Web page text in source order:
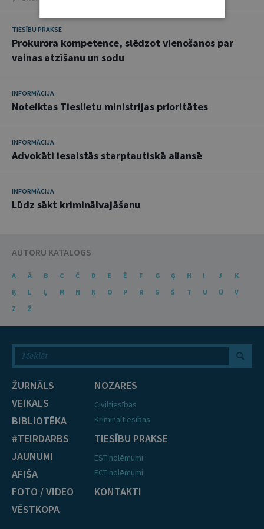
TIESĪBU PRAKSE
Prokurora kompetence, slēdzot vienošanos par
vainas atzīšanu un sodu
INFORMĀCIJA
Noteiktas Tieslietu ministrijas prioritātes
INFORMĀCIJA
Advokāti iesaistās starptautiskā aliansē
INFORMĀCIJA
Lūdz sākt kriminālvajāšanu
AUTORU KATALOGS
A Ā B C Č D E Ē F G Ģ H I J
K
Ķ
L Ļ M N Ņ O P R S Š T U Ū
V
Z
Ž
ŽURNĀLS
VEIKALS
BIBLIOTĒKA
#TEIRDARBS
JAUNUMI
AFIŠA
FOTO / VIDEO
VĒSTKOPA
NOZARES
Civiltiesības
Krimināltiesības
TIESĪBU PRAKSE
EST nolēmumi
ECT nolēmumi
KONTAKTI